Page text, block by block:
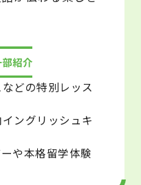
どの特別レッス
ングリッシュキ
や本格留学体験